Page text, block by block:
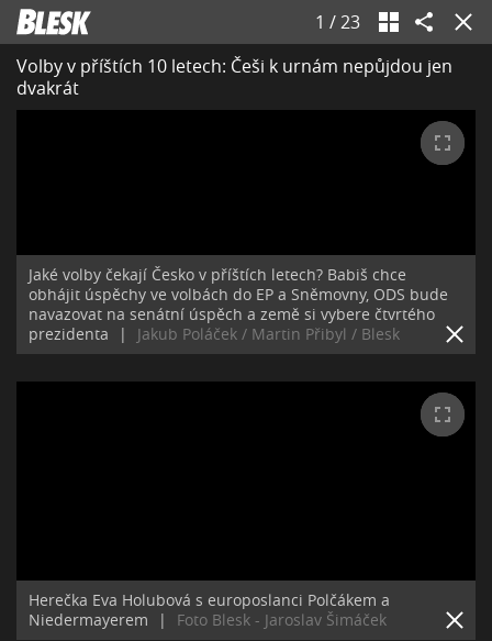
1 /23
Volby v příštích 10 letech: Češi k urnám nepůjdou jen
dvakrát
Jaké volby čekají Česko v příštích letech? Babiš chce
obhájit úspěchy ve volbách do EP a Sněmovny, ODS bude
navazovat na senátní úspěch a země si vybere čtvrtého
prezidenta
| Jakub Poláček / Martin Přibyl / Blesk
Herečka Eva Holubová s europoslanci Polčákem a
Niedermayerem
| Foto Blesk - Jaroslav Šimáček